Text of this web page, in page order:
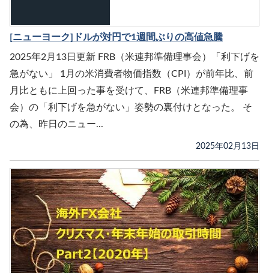
[ニューヨーク]ドルが対円で1週間ぶりの高値急騰
2025年2月13日更新 FRB（米連邦準備理事会）「利下げを
急がない」 1月の米消費者物価指数（CPI）が前年比、前
月比ともに上回った事を受けて、FRB（米連邦準備理事
会）の「利下げを急がない」姿勢の裏付けとなった。 そ
の為、昨日のニュー...
2025年02月13日